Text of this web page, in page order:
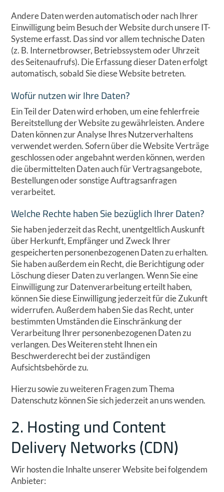
Andere Daten werden automatisch oder nach Ihrer
Einwilligung beim Besuch der Website durch unsere IT-
Systeme erfasst. Das sind vor allem technische Daten
(z. B. Internetbrowser, Betriebssystem oder Uhrzeit
des Seitenaufrufs). Die Erfassung dieser Daten erfolgt
automatisch, sobald Sie diese Website betreten.
Wofür nutzen wir Ihre Daten?
Ein Teil der Daten wird erhoben, um eine fehlerfreie
Bereitstellung der Website zu gewährleisten. Andere
Daten können zur Analyse Ihres Nutzerverhaltens
verwendet werden. Sofern über die Website Verträge
geschlossen oder angebahnt werden können, werden
die übermittelten Daten auch für Vertragsangebote,
Bestellungen oder sonstige Auftragsanfragen
verarbeitet.
Welche Rechte haben Sie bezüglich Ihrer Daten?
Sie haben jederzeit das Recht, unentgeltlich Auskunft
über Herkunft, Empfänger und Zweck Ihrer
gespeicherten personenbezogenen Daten zu erhalten.
Sie haben außerdem ein Recht, die Berichtigung oder
Löschung dieser Daten zu verlangen. Wenn Sie eine
Einwilligung zur Datenverarbeitung erteilt haben,
können Sie diese Einwilligung jederzeit für die Zukunft
widerrufen. Außerdem haben Sie das Recht, unter
bestimmten Umständen die Einschränkung der
Verarbeitung Ihrer personenbezogenen Daten zu
verlangen. Des Weiteren steht Ihnen ein
Beschwerderecht bei der zuständigen
Aufsichtsbehörde zu.
Hierzu sowie zu weiteren Fragen zum Thema
Datenschutz können Sie sich jederzeit an uns wenden.
2. Hosting und Content
Delivery Networks (CDN)
Wir hosten die Inhalte unserer Website bei folgendem
Anbieter: